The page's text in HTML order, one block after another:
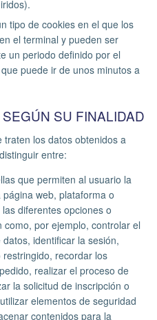
tipo de cookies en el que los
el terminal y pueden ser
un periodo definido por el
puede ir de unos minutos a
SU FINALIDAD
los datos obtenidos a
entre:
que permiten al usuario la
web, plataforma o
diferentes opciones o
por ejemplo, controlar el
identificar la sesión,
recordar los
realizar el proceso de
la solicitud de inscripción o
elementos de seguridad
contenidos para la